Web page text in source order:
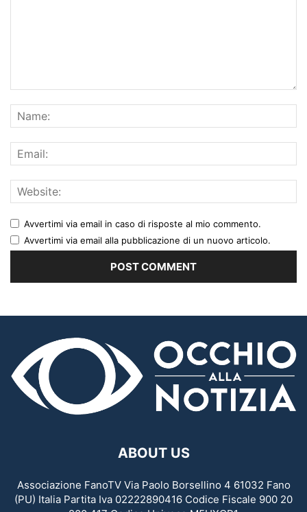
Avvertimi via email in caso di risposte al mio commento.
Avvertimi via email alla pubblicazione di un nuovo articolo.
ABOUT US
Associazione FanoTV Via Paolo Borsellino 4 61032 Fano
(PU) Italia Partita Iva 02222890416 Codice Fiscale 900 20